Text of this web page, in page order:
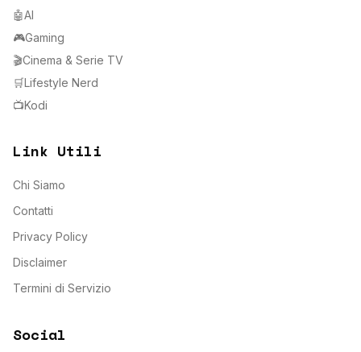
🤖AI
🎮Gaming
🎬Cinema & Serie TV
🛒Lifestyle Nerd
📺Kodi
Link Utili
Chi Siamo
Contatti
Privacy Policy
Disclaimer
Termini di Servizio
Social